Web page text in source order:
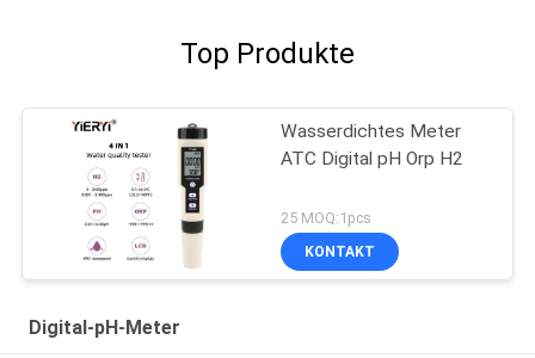
Top Produkte
Wasserdichtes Meter
ATC Digital pH Orp H2
25 MOQ:1pcs
KONTAKT
Digital-pH-Meter